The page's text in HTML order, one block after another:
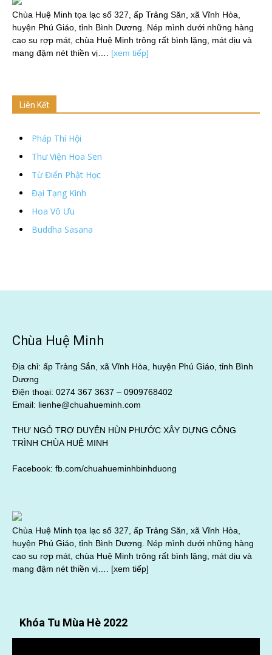
Chùa Huệ Minh tọa lạc số 327, ấp Trảng Săn, xã Vĩnh Hòa,
huyện Phú Giáo, tỉnh Bình Dương. Nép mình dưới những hàng
cao su rợp mát, chùa Huệ Minh trông rất bình lặng, mát dịu và
mang đậm nét thiền vị…. [xem tiếp]
Liên Kết
Pháp Thí Hội
Thư Viện Hoa Sen
Từ Điển Phật Học
Đại Tạng Kinh
Hoa Vô Ưu
Buddha Sasana
Chùa Huệ Minh
Địa chỉ: ấp Trảng Sắn, xã Vĩnh Hòa, huyện Phú Giáo, tỉnh Bình
Dương
Điện thoại: 0274 367 3637 – 0909768402
Email: lienhe@chuahueminh.com
THƯ NGỎ TRỢ DUYÊN HÙN PHƯỚC XÂY DỰNG CÔNG
TRÌNH CHÙA HUỆ MINH
Facebook: fb.com/chuahueminhbinhduong
Chùa Huệ Minh tọa lạc số 327, ấp Trảng Săn, xã Vĩnh Hòa,
huyện Phú Giáo, tỉnh Bình Dương. Nép mình dưới những hàng
cao su rợp mát, chùa Huệ Minh trông rất bình lặng, mát dịu và
mang đậm nét thiền vị…. [xem tiếp]
Khóa Tu Mùa Hè 2022